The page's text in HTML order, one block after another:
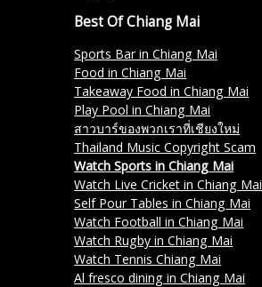
Best Of Chiang Mai
Sports Bar in Chiang Mai
Food in Chiang Mai
Takeaway Food in Chiang Mai
Play Pool in Chiang Mai
สาวบาร์ของพวกเราที่เชียงใหม่
Thailand Music Copyright Scam
Watch Sports in Chiang Mai
Watch Live Cricket in Chiang Mai
Self Pour Tables in Chiang Mai
Watch Football in Chiang Mai
Watch Rugby in Chiang Mai
Watch Tennis Chiang Mai
Al fresco dining in Chiang Mai